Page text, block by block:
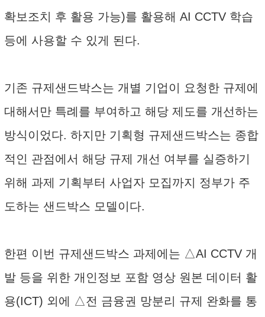
확보조치 후 활용 가능)를 활용해 AI CCTV 학습
등에 사용할 수 있게 된다.
기존 규제샌드박스는 개별 기업이 요청한 규제에
대해서만 특례를 부여하고 해당 제도를 개선하는
방식이었다. 하지만 기획형 규제샌드박스는 종합
적인 관점에서 해당 규제 개선 여부를 실증하기
위해 과제 기획부터 사업자 모집까지 정부가 주
도하는 샌드박스 모델이다.
한편 이번 규제샌드박스 과제에는 △AI CCTV 개
발 등을 위한 개인정보 포함 영상 원본 데이터 활
용(ICT) 외에 △전 금융권 망분리 규제 완화를 통